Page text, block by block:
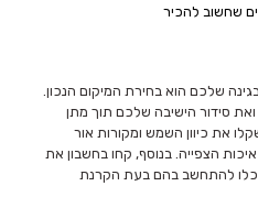
שחשוב להכיר
שלכם הוא בחירת המיקום הנכון.
סידור הישיבה שלכם תוך מתן
את כיוון השמש ומקורות אור
הצפייה. בנוסף, קחו בחשבון את
להתחשב בהם בעת הקרנת